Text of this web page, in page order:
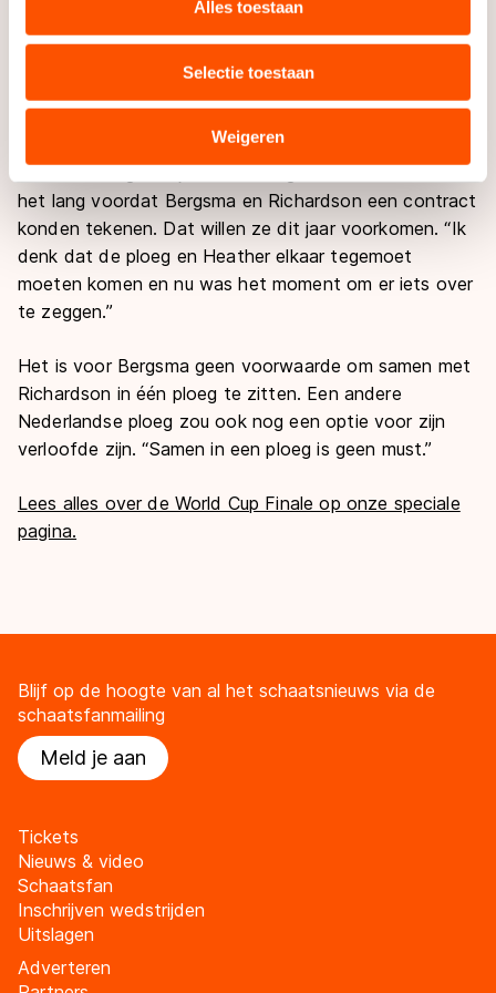
uw gebruik van onze site met onze partners voor social
combineren met andere gegevens die u aan hen heeft
verstrekt of die zij hebben verzameld via hun services.
Sommige partners kunnen gegevens doorgeven aan
landen buiten de EU, zoals de VS, waar mogelijk geen
adequaat beschermingsniveau geldt volgens de GDPR.
Door op ‘Toestaan’ te klikken, stemt u in met deze
overdracht. Meer informatie vindt u in ons cookiebeleid.
Alles toestaan
Selectie toestaan
Weigeren
Volgens Bergsma is in de relatief nieuwe ploeg nog
niet helemaal duidelijk wiens verantwoordelijkheid de
loopt nu allemaal nog een beetje door elkaar.”
Dat was vorig voorjaar ook het geval en toen duurde
het lang voordat Bergsma en Richardson een contract
konden tekenen. Dat willen ze dit jaar voorkomen. “Ik
denk dat de ploeg en Heather elkaar tegemoet
moeten komen en nu was het moment om er iets over
te zeggen.”
Het is voor Bergsma geen voorwaarde om samen met
Richardson in één ploeg te zitten. Een andere
Nederlandse ploeg zou ook nog een optie voor zijn
verloofde zijn. “Samen in een ploeg is geen must.”
Lees alles over de World Cup Finale op onze speciale
pagina.
Blijf op de hoogte van al het schaatsnieuws via de
schaatsfanmailing
Meld je aan
Tickets
Nieuws & video
Schaatsfan
Inschrijven wedstrijden
Uitslagen
Adverteren